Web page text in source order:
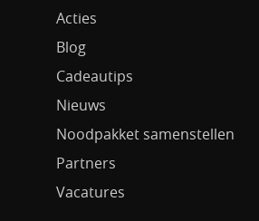
Acties
Blog
Cadeautips
Nieuws
Noodpakket samenstellen
Partners
Vacatures